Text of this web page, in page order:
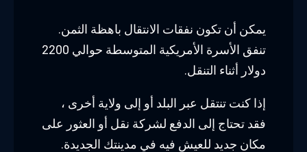
يمكن أن تكون نفقات الانتقال باهظة الثمن.
تنفق الأسرة الأمريكية المتوسطة حوالي 2200
دولار أثناء التنقل.
إذا كنت تنتقل عبر البلد أو إلى ولاية أخرى ،
فقد تحتاج إلى الدفع لشركة نقل أو العثور على
مكان جديد للعيش فيه في مدينتك الجديدة.